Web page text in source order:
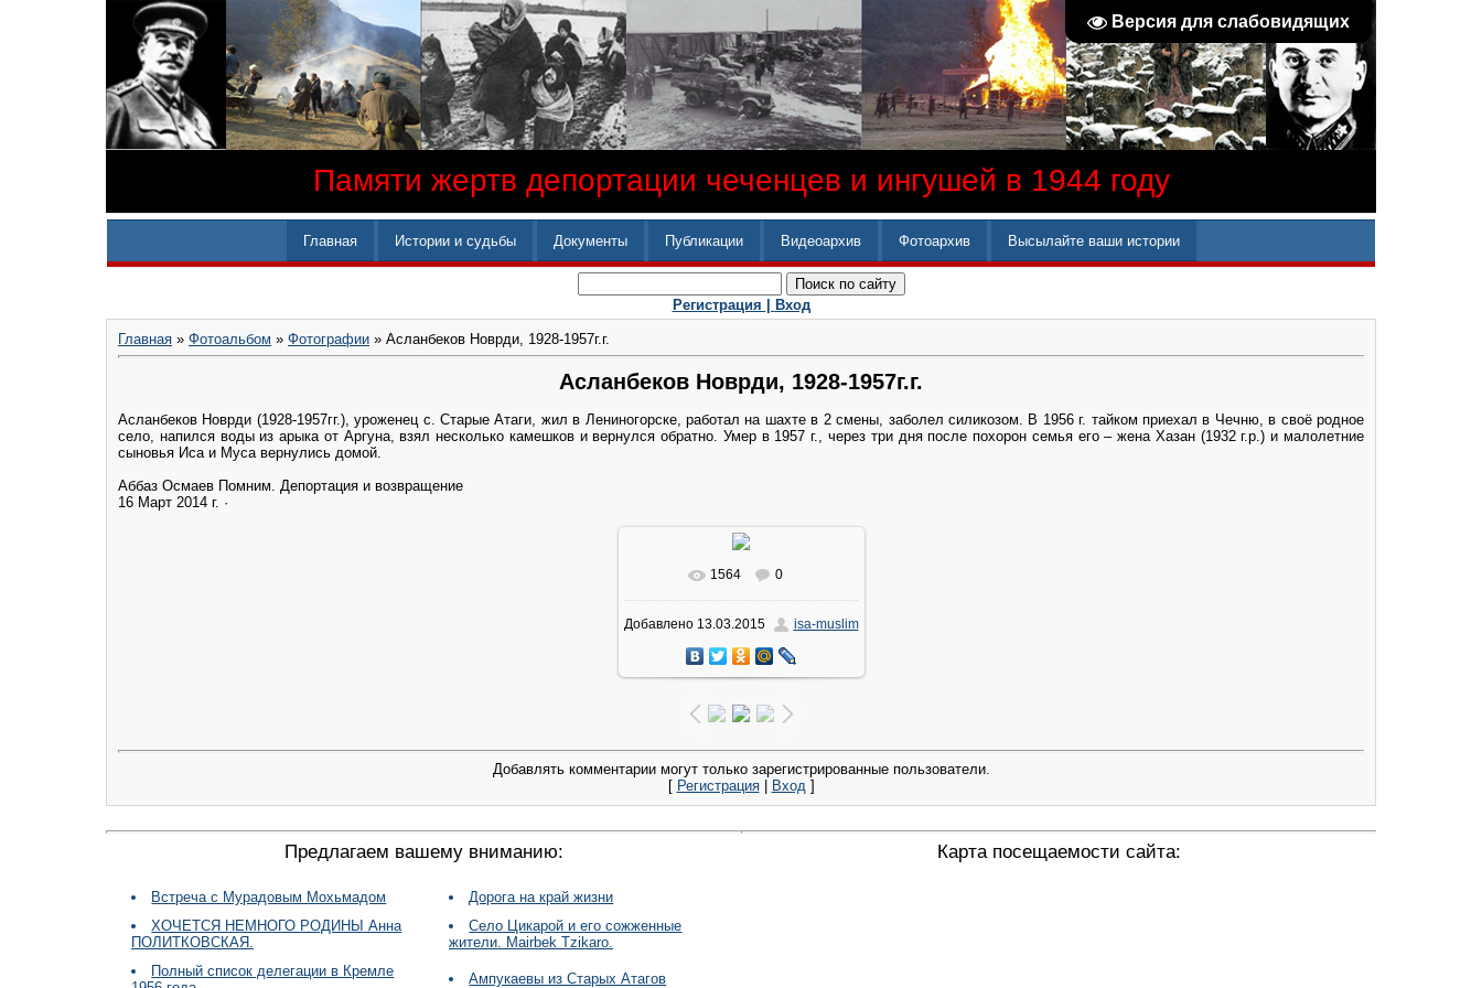
Версия для слабовидящих
Памяти жертв депортации чеченцев и ингушей в 1944 году
Главная Истории и судьбы Документы Публикации Видеоархив Фотоархив Высылайте ваши истории
Регистрация | Вход
Главная » Фотоальбом » Фотографии » Асланбеков Новрди, 1928-1957г.г.
Асланбеков Новрди, 1928-1957г.г.
Асланбеков Новрди (1928-1957гг.), уроженец с. Старые Атаги, жил в Лениногорске, работал на шахте в 2 смены, заболел силикозом. В 1956 г. тайком приехал в Чечню, в своё родное
село, напился воды из арыка от Аргуна, взял несколько камешков и вернулся обратно. Умер в 1957 г., через три дня после похорон семья его – жена Хазан (1932 г.р.) и малолетние
сыновья Иса и Муса вернулись домой.
Аббаз Осмаев‎ Помним. Депортация и возвращение
16 Март 2014 г. ·
В реальном размере
121.5Kb
1564 0
Добавлено13.03.2015 isa-muslim
Добавлять комментарии могут только зарегистрированные пользователи.
[ Регистрация| Вход]
Предлагаем вашему вниманию:
Встреча с Мурадовым Мохьмадом
Дорога на край жизни
ХОЧЕТСЯ НЕМНОГО РОДИНЫ Анна
ПОЛИТКОВСКАЯ.
Село Цикарой и его сожженные
жители. Mairbek Tzikaro.
Полный список делегации в Кремле
Ампукаевы из Старых Атагов
Карта посещаемости сайта: